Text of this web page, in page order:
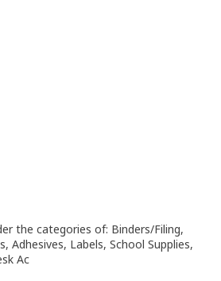
the categories of: Binders/Filing,
Adhesives, Labels, School Supplies,
Ac